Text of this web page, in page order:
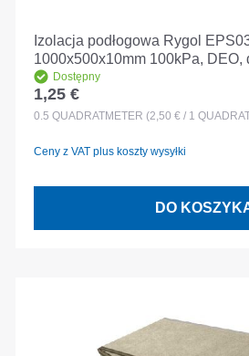
Izolacja podłogowa Rygol
1000x500x10mm 100kPa, DEO,
Dostępny
Cena regularna:
1,25 €
0.5 QUADRATMETER (2,50 € / 1
Ceny z VAT plus koszty wysyłki
DO